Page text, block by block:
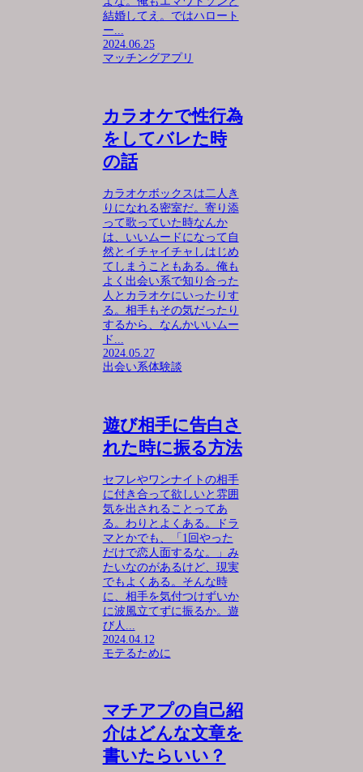
結婚してえ。ではハロート
ー...
2024.06.25
マッチングアプリ
カラオケで性行為
をしてバレた時
の話
カラオケボックスは二人き
りになれる密室だ。寄り添
って歌っていた時なんか
は、いいムードになって自
然とイチャイチャしはじめ
てしまうこともある。俺も
よく出会い系で知り合った
人とカラオケにいったりす
る。相手もその気だったり
するから、なんかいいムー
ド...
2024.05.27
出会い系体験談
遊び相手に告白さ
れた時に振る方法
セフレやワンナイトの相手
に付き合って欲しいと雰囲
気を出されることってあ
る。わりとよくある。ドラ
マとかでも、「1回やった
だけで恋人面するな。」み
たいなのがあるけど、現実
でもよくある。そんな時
に、相手を気付つけずいか
に波風立てずに振るか。遊
び人...
2024.04.12
モテるために
マチアプの自己紹
介はどんな文章を
書いたらいい？